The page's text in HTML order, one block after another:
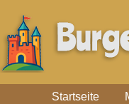
Startseite